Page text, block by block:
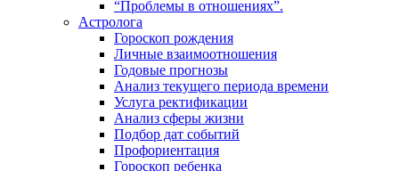
“Проблемы в отношениях”.
Астролога
Гороскоп рождения
Личные взаимоотношения
Годовые прогнозы
Анализ текущего периода времени
Услуга ректификации
Анализ сферы жизни
Подбор дат событий
Профориентация
Гороскоп ребенка